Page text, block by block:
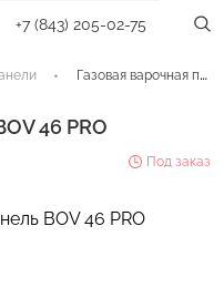
+7 (843) 205-02-75
Газовая варочная панель BOV 46 PRO
46 PRO
Под заказ